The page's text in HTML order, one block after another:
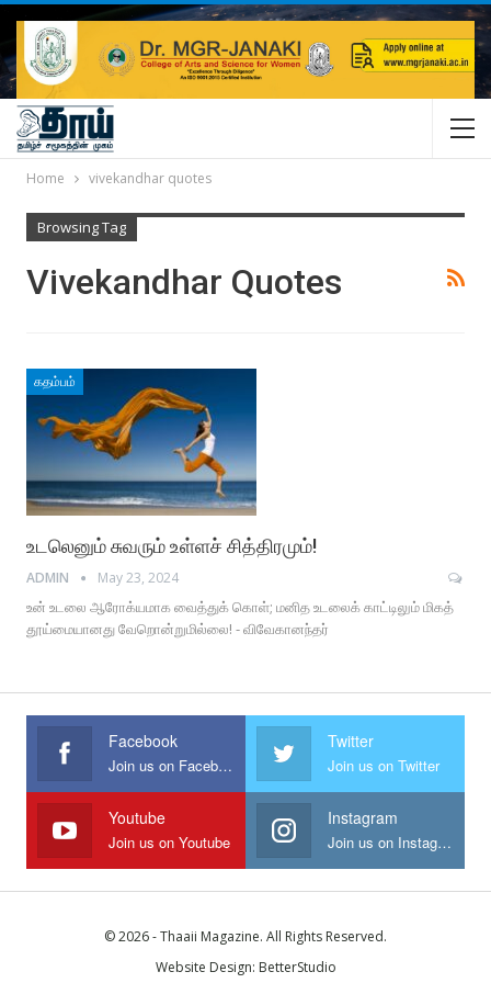
Home vivekandhar quotes
Browsing Tag
Vivekandhar Quotes
கதம்பம்
உடலெனும் சுவரும் உள்ளச் சித்திரமும்!
ADMIN May 23, 2024
உன் உடலை ஆரோக்யமாக வைத்துக் கொள்; மனித உடலைக் காட்டிலும் மிகத்
தூய்மையானது வேறொன்றுமில்லை! - விவேகானந்தர்
Facebook
Join us on Facebook
Twitter
Join us on Twitter
Youtube
Join us on Youtube
Instagram
Join us on Instagram
© 2026 - Thaaii Magazine. All Rights Reserved.
Website Design: BetterStudio